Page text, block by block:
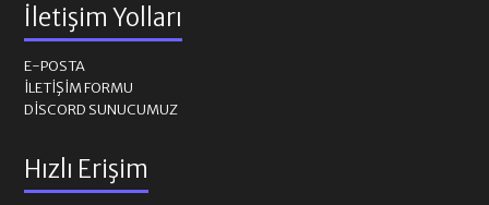
İletişim Yolları
E-POSTA
İLETIŞIM FORMU
DISCORD SUNUCUMUZ
Hızlı Erişim